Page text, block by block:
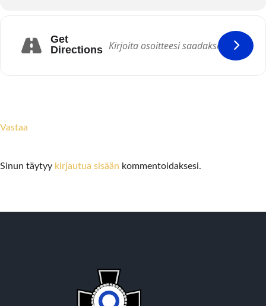
Get
Directions
Vastaa
Sinun täytyy kirjautua sisään kommentoidaksesi.